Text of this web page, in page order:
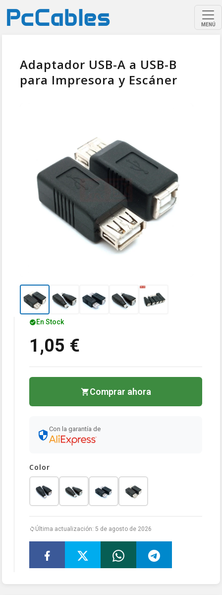
MENÚ
Adaptador USB-A a USB-B
para Impresora y Escáner
En Stock
1,05 €
Comprar ahora
Con la garantía de
Color
Última actualización: 5 de agosto de 2026